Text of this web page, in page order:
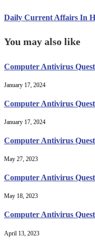
Daily Current Affairs In
You may also like
Computer Antivirus
January 17, 2024
Computer Antivirus
January 17, 2024
Computer Antivirus
May 27, 2023
Computer Antivirus
May 18, 2023
Computer Antivirus
April 13, 2023